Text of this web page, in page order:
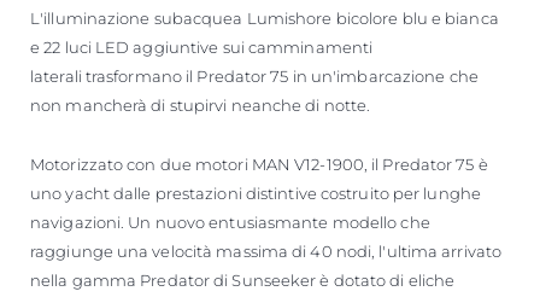
L'illuminazione subacquea Lumishore bicolore blu e bianca
e 22 luci LED aggiuntive sui camminamenti
laterali trasformano il Predator 75 in un'imbarcazione che
non mancherà di stupirvi neanche di notte.
Motorizzato con due motori MAN V12-1900, il Predator 75 è
uno yacht dalle prestazioni distintive costruito per lunghe
navigazioni. Un nuovo entusiasmante modello che
raggiunge una velocità massima di 40 nodi, l'ultima arrivato
nella gamma Predator di Sunseeker è dotato di eliche